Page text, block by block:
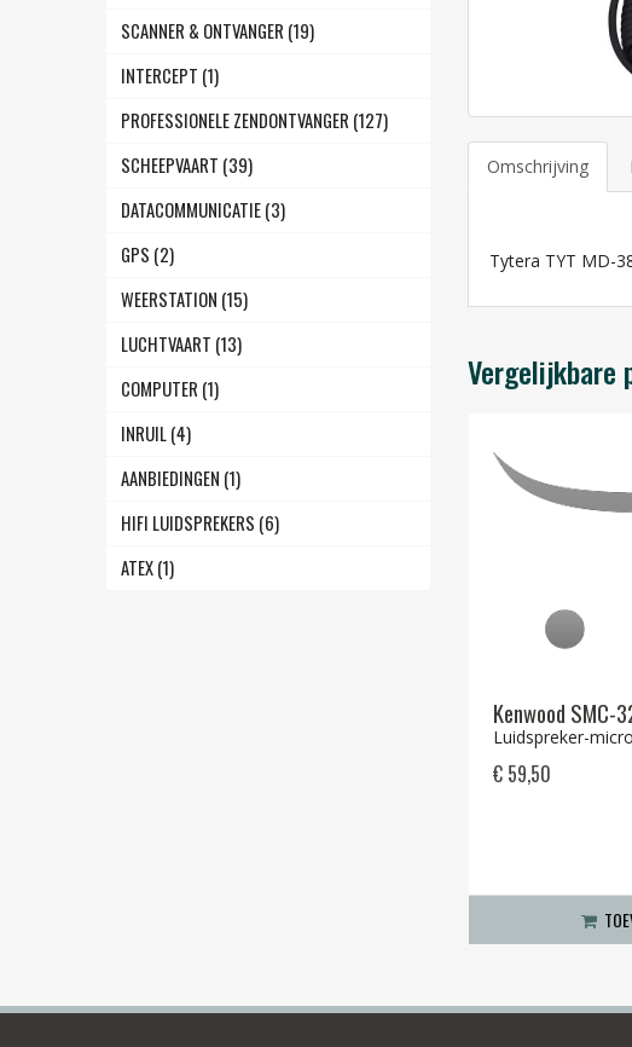
SCANNER & ONTVANGER (19)
INTERCEPT (1)
PROFESSIONELE ZENDONTVANGER (127)
SCHEEPVAART (39)
DATACOMMUNICATIE (3)
GPS (2)
WEERSTATION (15)
LUCHTVAART (13)
COMPUTER (1)
INRUIL (4)
AANBIEDINGEN (1)
HIFI LUIDSPREKERS (6)
ATEX (1)
Omschrijving
Tytera TYT MD-
Vergelijkbare
Kenwood SMC-
Luidspreker-
€ 59,50